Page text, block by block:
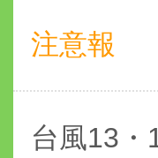
注意報
台風13・